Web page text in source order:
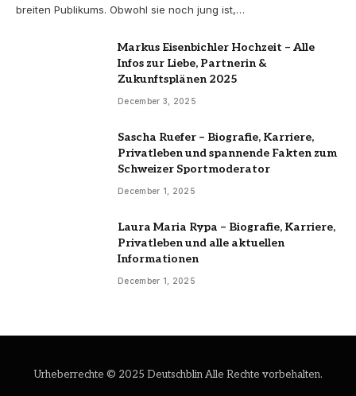
breiten Publikums. Obwohl sie noch jung ist,…
Markus Eisenbichler Hochzeit – Alle
Infos zur Liebe, Partnerin &
Zukunftsplänen 2025
December 3, 2025
Sascha Ruefer – Biografie, Karriere,
Privatleben und spannende Fakten zum
Schweizer Sportmoderator
December 1, 2025
Laura Maria Rypa – Biografie, Karriere,
Privatleben und alle aktuellen
Informationen
December 1, 2025
Urheberrechte © 2025 Deutschblin Alle Rechte vorbehalten.